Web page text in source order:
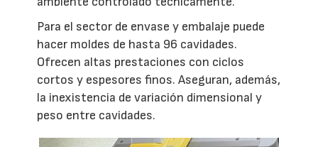
Para el sector de envase y embalaje puede
hacer moldes de hasta 96 cavidades.
Ofrecen altas prestaciones con ciclos
cortos y espesores finos. Aseguran, además,
la inexistencia de variación dimensional y
peso entre cavidades.